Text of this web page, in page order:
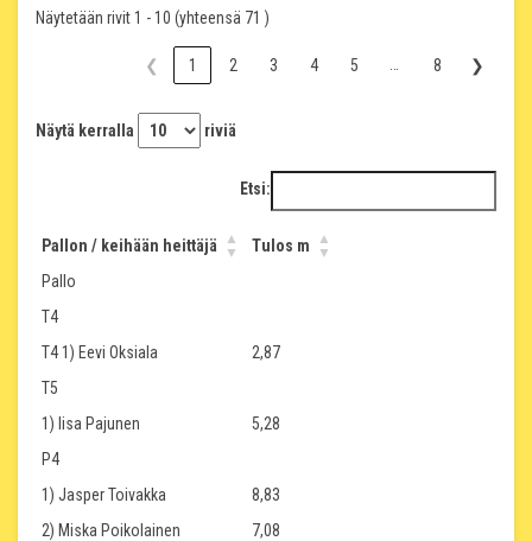
Näytetään rivit 1 - 10 (yhteensä 71 )
❮ 1 2 3 4 5 8 ❯
Näytä kerralla riviä
Etsi:
Pallon / keihään heittäjä
Tulos m
Pallo
T4
T4 1) Eevi Oksiala
2,87
T5
1) Iisa Pajunen
5,28
P4
1) Jasper Toivakka
8,83
2) Miska Poikolainen
7,08